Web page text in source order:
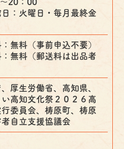
20：00
：火曜日・毎月最終金
無料（事前申込不要）
：無料（郵送料は出品者
厚生労働省、高知県、
い高知文化祭２０２６高
委員会、梼原町、梼原
自立支援協議会